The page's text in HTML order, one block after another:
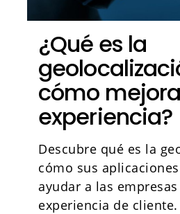
¿Qué es la
cómo
experiencia?
Descubre qué es la
cómo sus
ayudar a las
experiencia de cliente.